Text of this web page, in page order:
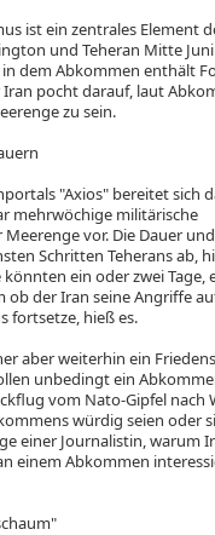
ist ein zentrales Element
und Teheran Mitte
dem Abkommen enthält
pocht darauf, laut
zu sein.
"Axios" bereitet sich
mehrwöchige militärische
vor. Die Dauer
Schritten Teherans ab,
ein oder zwei Tage,
ob der Iran seine Angriffe
fortsetze, hieß es.
aber weiterhin ein
unbedingt ein
vom Nato-Gipfel nach
würdig seien oder
einer Journalistin, warum
einem Abkommen